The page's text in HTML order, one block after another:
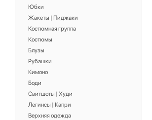
Юбки
Жакеты | Пиджаки
Костюмная группа
Костюмы
Блузы
Рубашки
Кимоно
Боди
Свитшоты | Худи
Легинсы | Капри
Верхняя одежда